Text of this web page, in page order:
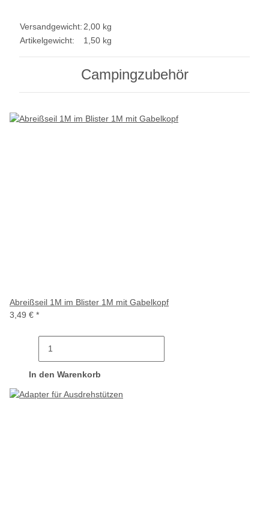
Versandgewicht: 2,00 kg
Artikelgewicht:
1,50 kg
Campingzubehör
Abreißseil 1M im Blister 1M mit Gabelkopf
3,49 € *
In den Warenkorb